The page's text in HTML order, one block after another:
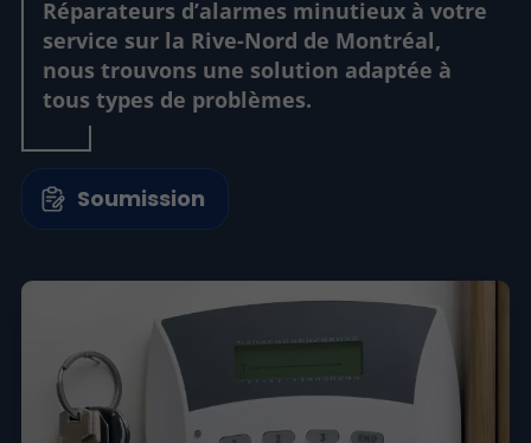
Réparateurs d’alarmes minutieux à votre
service sur la Rive-Nord de Montréal,
nous trouvons une solution adaptée à
tous types de problèmes.
Soumission